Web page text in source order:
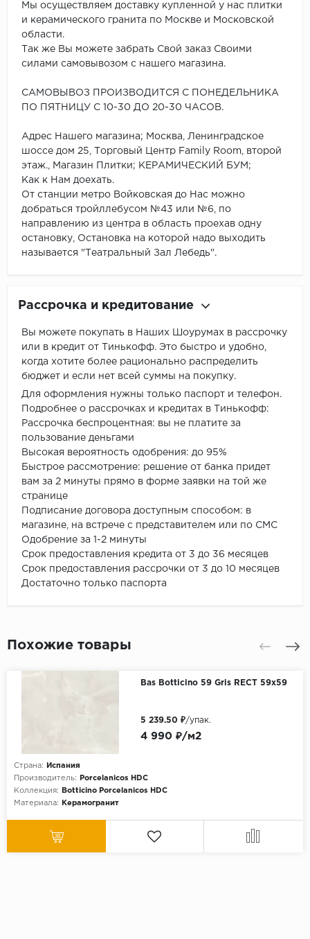
Мы осуществляем доставку купленной у нас плитки
и керамического гранита по Москве и Московской
области.
Так же Вы можете забрать Свой заказ Своими
силами самовывозом с нашего магазина.
САМОВЫВОЗ ПРОИЗВОДИТСЯ С ПОНЕДЕЛЬНИКА
ПО ПЯТНИЦУ С 10-30 ДО 20-30 ЧАСОВ.
Адрес Нашего магазина; Москва, Ленинградское
шоссе дом 25, Торговый Центр Family Room, второй
этаж., Магазин Плитки; КЕРАМИЧЕСКИЙ БУМ;
Как к Нам доехать.
От станции метро Войковская до Нас можно
добраться тройллебусом №43 или №6, по
направлению из центра в область проехав одну
остановку, Остановка на которой надо выходить
называется "Театральный Зал Лебедь".
Рассрочка и кредитование
Вы можете покупать в Наших Шоурумах в рассрочку
или в кредит от Тинькофф. Это быстро и удобно,
когда хотите более рационально распределить
бюджет и если нет всей суммы на покупку.
Для оформления нужны только паспорт и телефон.
Подробнее о рассрочках и кредитах в Тинькофф:
Рассрочка беспроцентная: вы не платите за
пользование деньгами
Высокая вероятность одобрения: до 95%
Быстрое рассмотрение: решение от банка придет
вам за 2 минуты прямо в форме заявки на той же
странице
Подписание договора доступным способом: в
магазине, на встрече с представителем или по СМС
Одобрение за 1-2 минуты
Срок предоставления кредита от 3 до 36 месяцев
Срок предоставления рассрочки от 3 до 10 месяцев
Достаточно только паспорта
Похожие товары
Bas Botticino 59 Gris RECT 59x59
Страна:
Испания
Производитель:
Porcelanicos HDC
Коллекция:
Botticino Porcelanicos HDC
Материала:
Керамогранит
4 990 ₽/м2
5 239.50 ₽/упак.